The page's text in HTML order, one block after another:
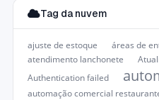
Tag da nuvem
ajuste de estoque áreas de
atendimento lanchonete
Authentication failed
automação comercial